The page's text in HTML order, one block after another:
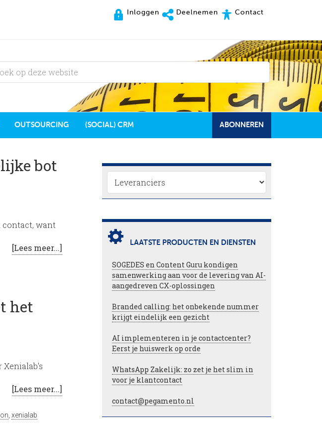
Inloggen Deelnemen Contact
OUTSOURCING (SOCIAL) CRM ABONNEREN
bot
contact, want
[Lees meer...]
het
[Lees meer...]
xenialab
LAATSTE PRODUCTEN EN DIENSTEN
SOGEDES en Content Guru kondigen
samenwerking aan voor de levering van AI-
aangedreven CX-oplossingen
Branded calling: het onbekende nummer
krijgt eindelijk een gezicht
AI implementeren in je contactcenter?
Eerst je huiswerk op orde
WhatsApp Zakelijk: zo zet je het slim in
voor je klantcontact
contact@pegamento.nl